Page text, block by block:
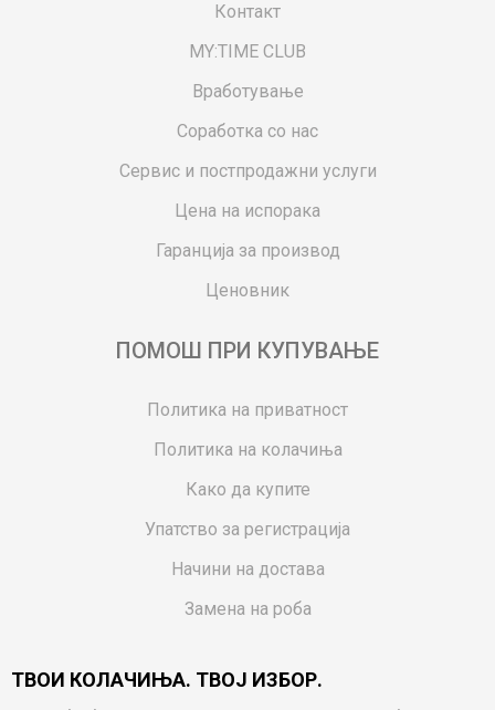
Контакт
MY:TIME CLUB
Вработување
Соработка со нас
Сервис и постпродажни услуги
Цена на испорака
Гаранција за производ
Ценовник
ПОМОШ ПРИ КУПУВАЊЕ
Политика на приватност
Политика на колачиња
Како да купите
Упатство за регистрација
Начини на достава
Замена на роба
Ваучери
ТВОИ КОЛАЧИЊА. ТВОЈ ИЗБОР.